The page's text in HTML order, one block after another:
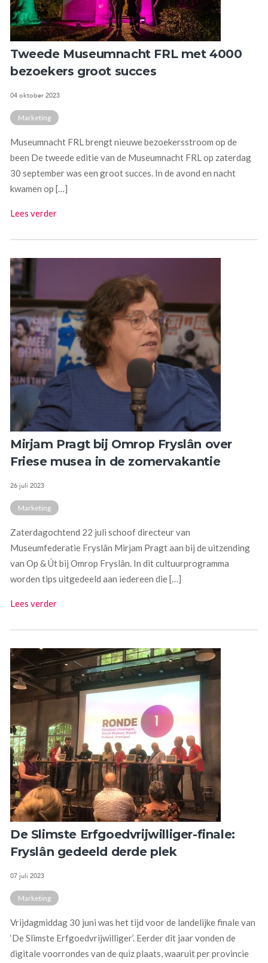
Tweede Museumnacht FRL met 4000
bezoekers groot succes
04 oktober 2023
Marketing
Museumnacht FRL brengt nieuwe bezoekersstroom op de
been De tweede editie van de Museumnacht FRL op zaterdag
30 september was een groot succes. In de avond en nacht
kwamen op […]
Lees verder
Mirjam Pragt bij Omrop Fryslân over
Friese musea in de zomervakantie
26 juli 2023
Marketing
Zaterdagochtend 22 juli schoof directeur van
Museumfederatie Fryslân Mirjam Pragt aan bij de uitzending
van Op & Út bij Omrop Fryslân. In dit cultuurprogramma
worden tips uitgedeeld aan iedereen die […]
Lees verder
De Slimste Erfgoedvrijwilliger-finale:
Fryslân gedeeld derde plek
07 juli 2023
Marketing
Vrijdagmiddag 30 juni was het tijd voor de landelijke finale van
‘De Slimste Erfgoedvrijwilliger’. Eerder dit jaar vonden de
digitale voorrondes van de quiz plaats, waaruit per provincie